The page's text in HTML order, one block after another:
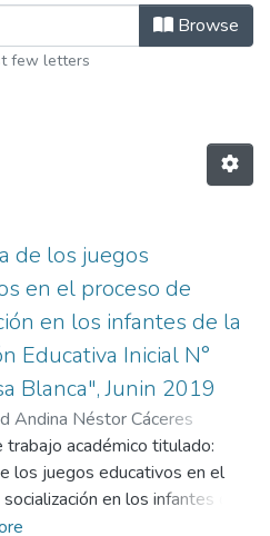
Inicial by Browse
few letters
de los juegos
en el proceso de
en los infantes de la
Educativa Inicial N°
Blanca", Junin 2019
Andina Néstor Cáceres
2019)Capcha Machacuay, Sonia
Andina Néstor Cáceres
trabajo académico titulado:
los juegos educativos en el
en los infantes de
Educativa Inicial N° 583 Casa